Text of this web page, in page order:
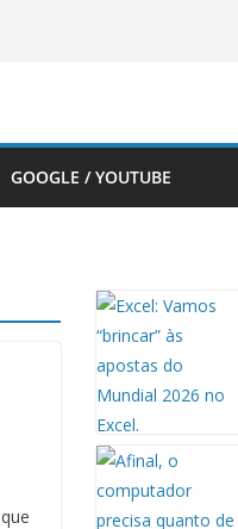
GOOGLE / YOUTUBE